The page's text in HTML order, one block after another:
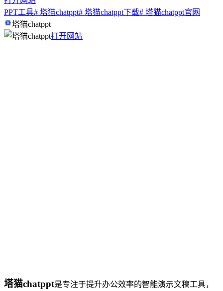
PPT工具# 塔猫chatppt# 塔猫chatppt下载# 塔猫chatppt官网
塔猫chatppt
打开网站
塔猫chatppt是专注于提升办公效率的智能演示文稿工具，